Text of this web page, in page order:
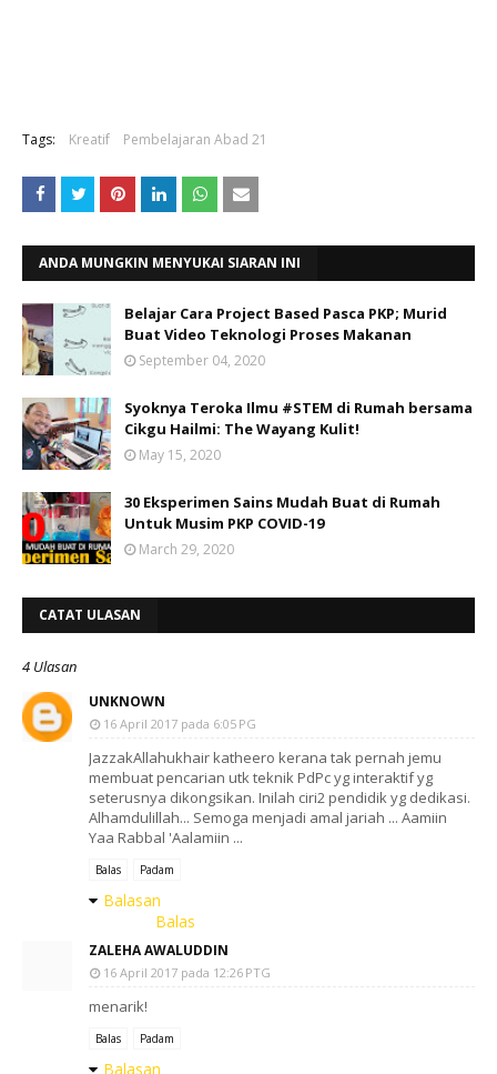
Tags: Kreatif Pembelajaran Abad 21
ANDA MUNGKIN MENYUKAI SIARAN INI
Belajar Cara Project Based Pasca PKP; Murid
Buat Video Teknologi Proses Makanan
September 04, 2020
Syoknya Teroka Ilmu #STEM di Rumah bersama
Cikgu Hailmi: The Wayang Kulit!
May 15, 2020
30 Eksperimen Sains Mudah Buat di Rumah
Untuk Musim PKP COVID-19
March 29, 2020
CATAT ULASAN
4 Ulasan
UNKNOWN
16 April 2017 pada 6:05 PG
JazzakAllahukhair katheero kerana tak pernah jemu
membuat pencarian utk teknik PdPc yg interaktif yg
seterusnya dikongsikan. Inilah ciri2 pendidik yg dedikasi.
Alhamdulillah... Semoga menjadi amal jariah ... Aamiin
Yaa Rabbal 'Aalamiin ...
Balas Padam
Balasan
Balas
ZALEHA AWALUDDIN
16 April 2017 pada 12:26 PTG
menarik!
Balas Padam
Balasan